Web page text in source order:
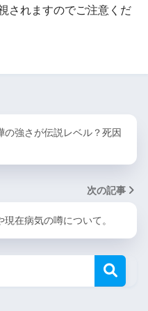
されますのでご注意くだ
強さが伝説レベル？死因
次の記事
在病気の噂について。